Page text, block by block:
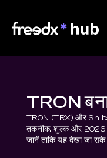
TRON
TRON (TRX) और
तकनीक, शुल्क और 2026
जानें ताकि यह देखा जा सके